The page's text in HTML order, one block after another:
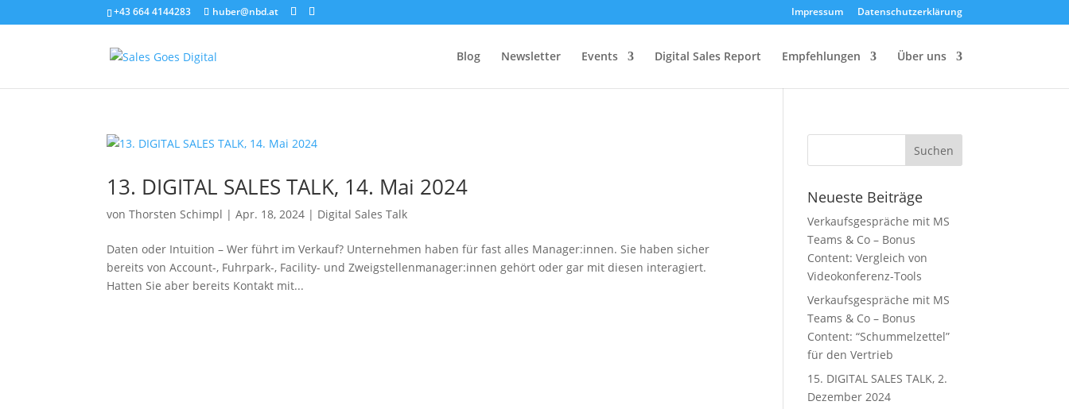
+43 664 4144283 huber@nbd.at Impressum Datenschutzerklärung
Blog Newsletter Events Digital Sales Report Empfehlungen Über uns
13. DIGITAL SALES TALK, 14. Mai 2024
vonThorsten Schimpl |Apr. 18, 2024 | Digital Sales Talk
Daten oder Intuition – Wer führt im Verkauf? Unternehmen haben für fast alles Manager:innen. Sie haben sicher
bereits von Account-, Fuhrpark-, Facility- und Zweigstellenmanager:innen gehört oder gar mit diesen interagiert.
Hatten Sie aber bereits Kontakt mit...
Neueste Beiträge
Verkaufsgespräche mit MS
Teams & Co – Bonus
Content: Vergleich von
Videokonferenz-Tools
Verkaufsgespräche mit MS
Teams & Co – Bonus
Content: “Schummelzettel”
für den Vertrieb
15. DIGITAL SALES TALK, 2.
Dezember 2024